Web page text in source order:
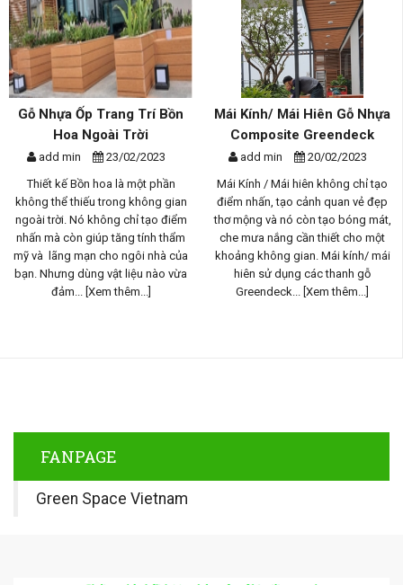
Gỗ Nhựa Ốp Trang Trí Bồn
Hoa Ngoài Trời
add min
23/02/2023
Thiết kế Bồn hoa là một phần
không thể thiếu trong không gian
ngoài trời. Nó không chỉ tạo điểm
nhấn mà còn giúp tăng tính thẩm
mỹ và lãng mạn cho ngôi nhà của
bạn. Nhưng dùng vật liệu nào vừa
đảm...[Xem thêm...]
Mái Kính/ Mái Hiên Gỗ Nhựa
Composite Greendeck
add min
20/02/2023
Mái Kính / Mái hiên không chỉ tạo
điểm nhấn, tạo cảnh quan vẻ đẹp
thơ mộng và nó còn tạo bóng mát,
che mưa nắng cần thiết cho một
khoảng không gian. Mái kính/ mái
hiên sử dụng các thanh gỗ
Greendeck... [Xem thêm...]
FANPAGE
Green Space Vietnam